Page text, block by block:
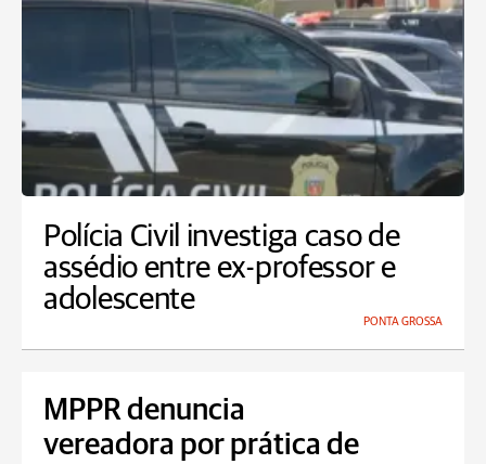
Polícia Civil investiga caso de
assédio entre ex-professor e
adolescente
PONTA GROSSA
MPPR denuncia
vereadora por prática de